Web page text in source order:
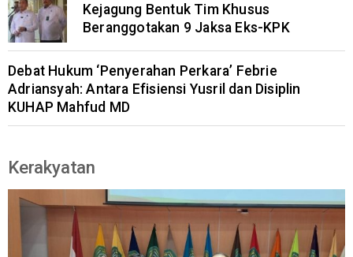
Kejagung Bentuk Tim Khusus
Beranggotakan 9 Jaksa Eks-KPK
Debat Hukum ‘Penyerahan Perkara’ Febrie
Adriansyah: Antara Efisiensi Yusril dan Disiplin
KUHAP Mahfud MD
Kerakyatan